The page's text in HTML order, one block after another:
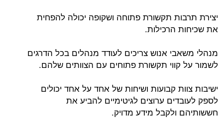
יצירת תרבות תקשורת פתוחה ושקופה יכולה להפחית
את שכיחות הרכילות.
מנהלי משאבי אנוש צריכים לעודד מנהלים בכל הדרגים
לשמור על קווי תקשורת פתוחים עם הצוותים שלהם.
ישיבות צוות קבועות ושיחות של אחד על אחד יכולים
לספק לעובדים ערוצים לגיטימיים להביע את
חששותיהם ולקבל מידע מדויק.